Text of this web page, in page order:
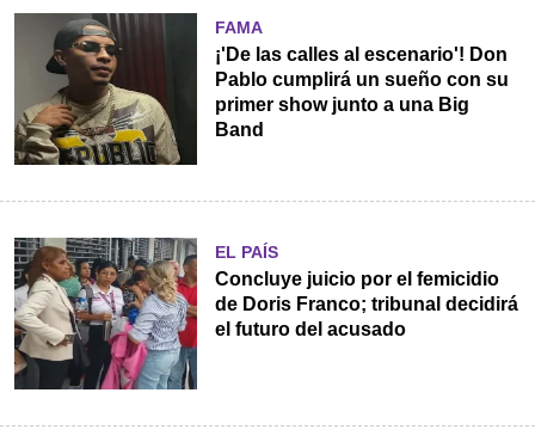
FAMA
¡'De las calles al escenario'! Don
Pablo cumplirá un sueño con su
primer show junto a una Big
Band
EL PAÍS
Concluye juicio por el femicidio
de Doris Franco; tribunal decidirá
el futuro del acusado